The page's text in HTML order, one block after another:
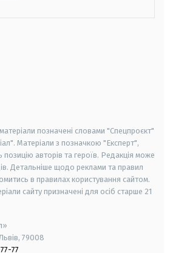
позначені словами "Спецпроєкт"
Матеріали з позначкою "Експерт",
авторів та героїв. Редакція може
Детальніше щодо реклами та правил
в правилах користування сайтом.
сайту призначені для осіб старше 21
79008
77